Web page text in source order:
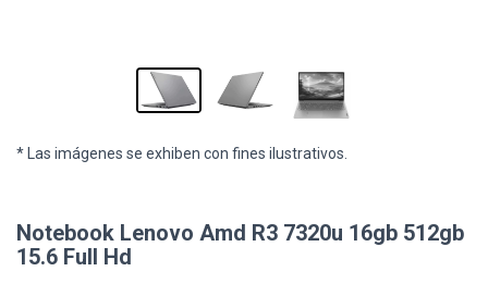
* Las imágenes se exhiben con fines ilustrativos.
Notebook Lenovo Amd R3 7320u 16gb 512gb
15.6 Full Hd